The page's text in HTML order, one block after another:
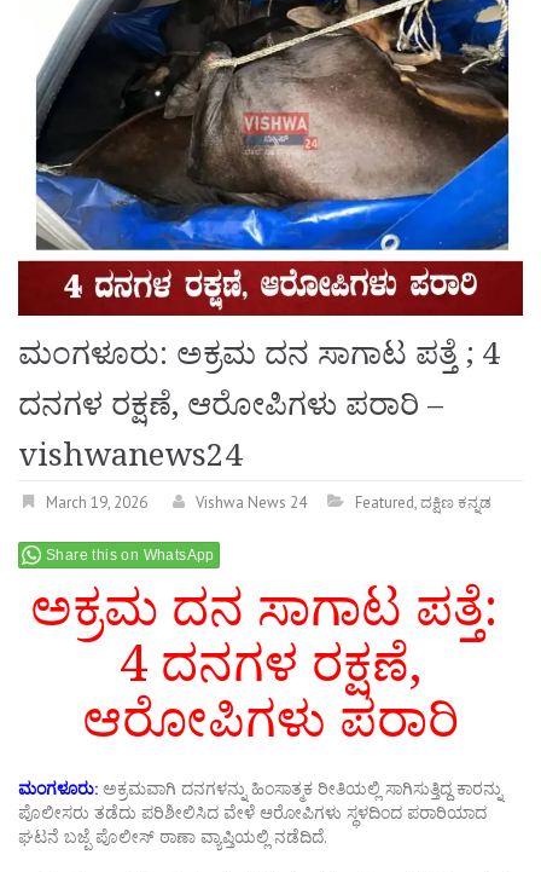
ಮಂಗಳೂರು: ಅಕ್ರಮ ದನ ಸಾಗಾಟ ಪತ್ತೆ ; 4
ದನಗಳ ರಕ್ಷಣೆ, ಆರೋಪಿಗಳು ಪರಾರಿ –
vishwanews24
March 19, 2026 Vishwa News 24 Featured,ದಕ್ಷಿಣ ಕನ್ನಡ
Share this on WhatsApp
ಅಕ್ರಮ ದನ ಸಾಗಾಟ ಪತ್ತೆ:
4 ದನಗಳ ರಕ್ಷಣೆ,
ಆರೋಪಿಗಳು ಪರಾರಿ
ಮಂಗಳೂರು: ಅಕ್ರಮವಾಗಿ ದನಗಳನ್ನು ಹಿಂಸಾತ್ಮಕ ರೀತಿಯಲ್ಲಿ ಸಾಗಿಸುತ್ತಿದ್ದ ಕಾರನ್ನು
ಪೊಲೀಸರು ತಡೆದು ಪರಿಶೀಲಿಸಿದ ವೇಳೆ ಆರೋಪಿಗಳು ಸ್ಥಳದಿಂದ ಪರಾರಿಯಾದ
ಘಟನೆ ಬಜ್ಪೆ ಪೊಲೀಸ್ ಠಾಣಾ ವ್ಯಾಪ್ತಿಯಲ್ಲಿ ನಡೆದಿದೆ.